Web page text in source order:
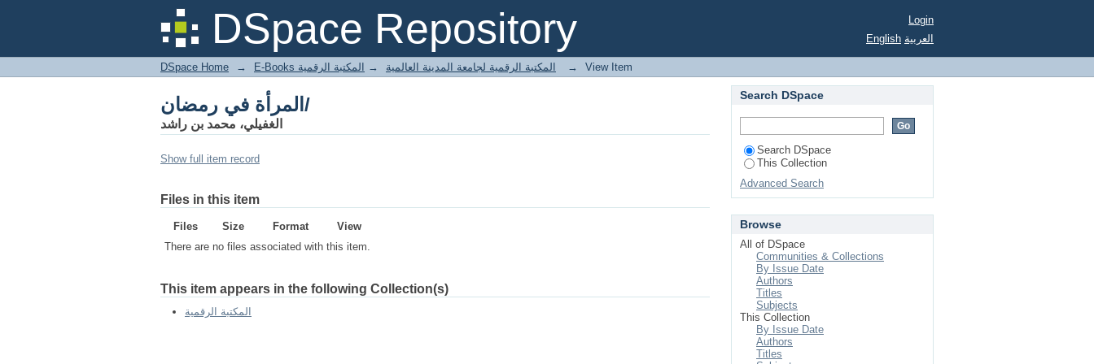
DSpace Repository
Login
English العربية
DSpace Home → E-Books المكتبة الرقمية لجامعة المدينة العالمية → المكتبة الرقمية → View Item
المرأة في رمضان/
الغفيلي، محمد بن راشد
Show full item record
Files in this item
Files Size Format
View
There are no files associated with this item.
This item appears in the following Collection(s)
المكتبة الرقمية
Search DSpace
Search DSpace
This Collection
Advanced Search
Browse
All of DSpace
Communities & Collections
By Issue Date
Authors
Titles
Subjects
This Collection
By Issue Date
Authors
Titles